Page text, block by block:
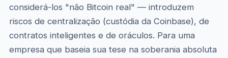
considerá-los "não Bitcoin real" — introduzem
riscos de centralização (custódia da Coinbase), de
contratos inteligentes e de oráculos. Para uma
empresa que baseia sua tese na soberania absoluta